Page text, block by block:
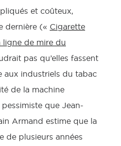
et coûteux,
dernière (« Cigarette
ligne de mire du
pas qu’elles fassent
aux industriels du tabac
de la machine
que Jean-
Armand estime que la
de plusieurs années